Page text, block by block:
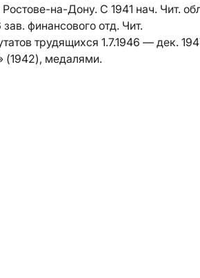
на-Дону. С 1941 нач. Чит.
финансового отд. Чит.
трудящихся 1.7.1946 — дек.
(1942), медалями.